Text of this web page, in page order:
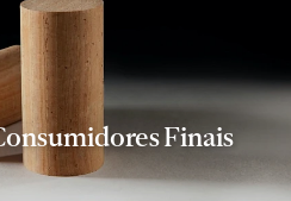
Finais